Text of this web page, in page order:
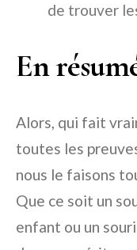
de trouver
En
Alors, qui fait
toutes les
nous le faisons
Que ce soit un
enfant ou un